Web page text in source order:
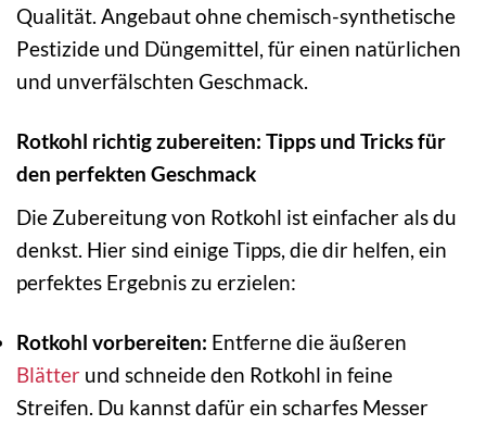
Qualität. Angebaut ohne chemisch-synthetische
Pestizide und Düngemittel, für einen natürlichen
und unverfälschten Geschmack.
Rotkohl richtig zubereiten: Tipps und Tricks für
den perfekten Geschmack
Die Zubereitung von Rotkohl ist einfacher als du
denkst. Hier sind einige Tipps, die dir helfen, ein
perfektes Ergebnis zu erzielen:
Rotkohl vorbereiten: Entferne die äußeren
Blätter und schneide den Rotkohl in feine
Streifen. Du kannst dafür ein scharfes Messer